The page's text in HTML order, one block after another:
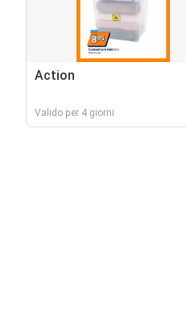
Action
Valido per 4 giorni